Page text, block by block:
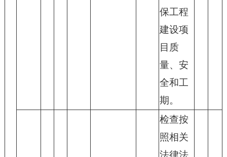
保工程
建设项
目质
量、安
全和工
期。
检查按
照相关
法律法